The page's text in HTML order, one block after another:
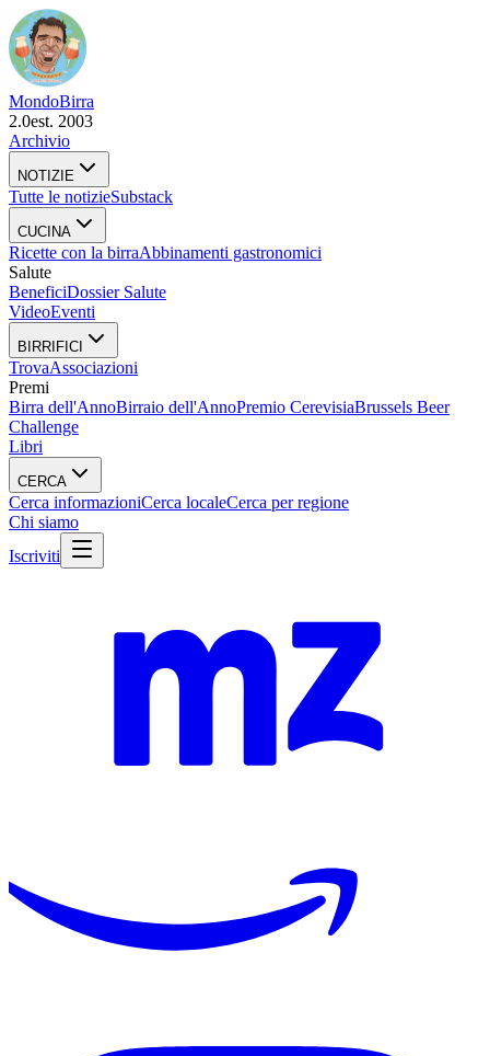
MondoBirra
2.0est. 2003
Archivio
NOTIZIE
Tutte le notizieSubstack
CUCINA
Ricette con la birraAbbinamenti gastronomici
Salute
BeneficiDossier Salute
VideoEventi
BIRRIFICI
TrovaAssociazioni
Premi
Birra dell'AnnoBirraio dell'AnnoPremio CerevisiaBrussels Beer
Challenge
Libri
CERCA
Cerca informazioniCerca localeCerca per regione
Chi siamo
Iscriviti